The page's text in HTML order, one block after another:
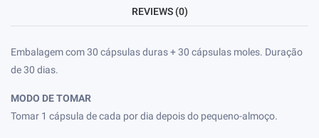
REVIEWS (0)
Embalagem com 30 cápsulas duras + 30 cápsulas moles. Duração
de 30 dias.
MODO DE TOMAR
Tomar 1 cápsula de cada por dia depois do pequeno-almoço.